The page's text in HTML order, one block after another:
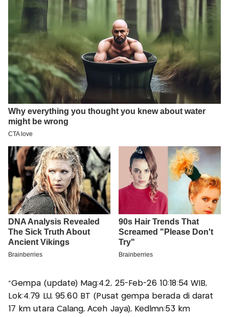
“Gempa (update) Mag:4.2, 25-Feb-26 10:18:54 WIB,
Lok:4.79 LU, 95.60 BT (Pusat gempa berada di darat
17 km utara Calang, Aceh Jaya), Kedlmn:53 km